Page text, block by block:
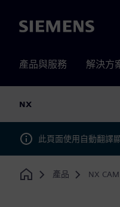
Siemens
產品與服務 解決方
NX
此頁面使用自動翻譯
Home
產品 NX